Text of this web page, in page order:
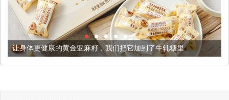
的黄金亚麻籽，我们把它加到了牛轧糖里 被列入佛家七宝